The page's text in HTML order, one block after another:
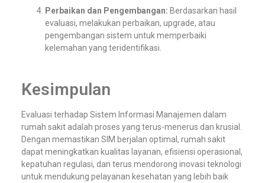
Perbaikan dan Pengembangan: Berdasarkan hasil
evaluasi, melakukan perbaikan, upgrade, atau
pengembangan sistem untuk memperbaiki
kelemahan yang teridentifikasi.
Kesimpulan
Evaluasi terhadap Sistem Informasi Manajemen dalam
rumah sakit adalah proses yang terus-menerus dan krusial.
Dengan memastikan SIM berjalan optimal, rumah sakit
dapat meningkatkan kualitas layanan, efisiensi operasional,
kepatuhan regulasi, dan terus mendorong inovasi teknologi
untuk mendukung pelayanan kesehatan yang lebih baik